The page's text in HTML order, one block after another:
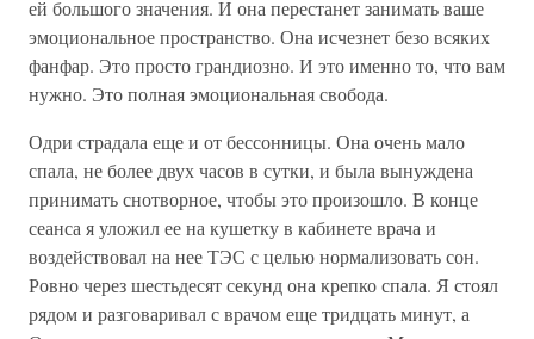
ей большого значения. И она перестанет занимать ваше
эмоциональное пространство. Она исчезнет безо всяких
фанфар. Это просто грандиозно. И это именно то, что вам
нужно. Это полная эмоциональная свобода.
Одри страдала еще и от бессонницы. Она очень мало
спала, не более двух часов в сутки, и была вынуждена
принимать снотворное, чтобы это произошло. В конце
сеанса я уложил ее на кушетку в кабинете врача и
воздействовал на нее ТЭС с целью нормализовать сон.
Ровно через шестьдесят секунд она крепко спала. Я стоял
рядом и разговаривал с врачом еще тридцать минут, а